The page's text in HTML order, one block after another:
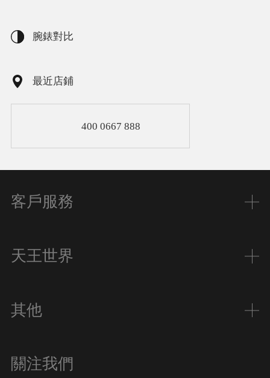
腕錶對比
最近店鋪
400 0667 888
客戶服務
天王世界
其他
關注我們